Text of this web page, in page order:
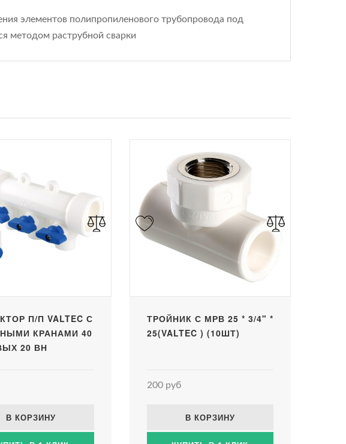
элементов полипропиленового трубопровода под
методом раструбной сварки
П/П VALTEC С
КРАНАМИ 40
20 ВН
В КОРЗИНУ
ТРОЙНИК С МРВ 25 * 3/4" *
25(VALTEC ) (10ШТ)
200 руб
В КОРЗИНУ